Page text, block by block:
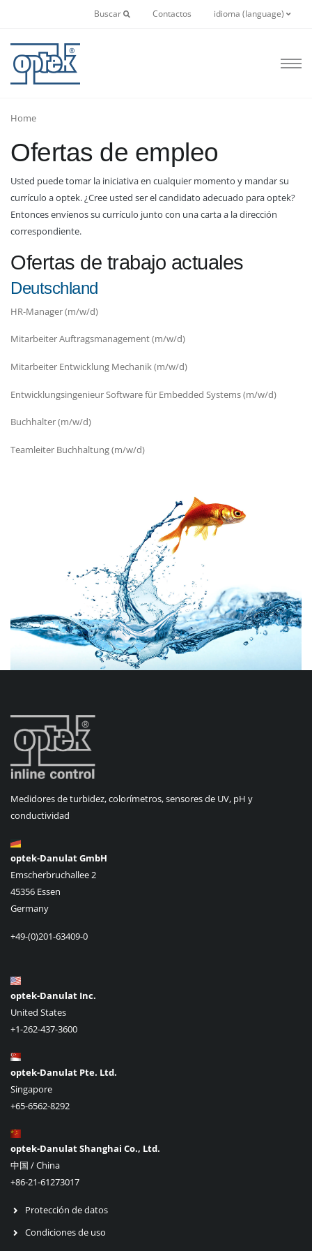
Buscar Contactos idioma (language)
Home
Ofertas de empleo
Usted puede tomar la iniciativa en cualquier momento y mandar su
currículo a optek. ¿Cree usted ser el candidato adecuado para optek?
Entonces envíenos su currículo junto con una carta a la dirección
correspondiente.
Ofertas de trabajo actuales
Deutschland
HR-Manager (m/w/d)
Mitarbeiter Auftragsmanagement (m/w/d)
Mitarbeiter Entwicklung Mechanik (m/w/d)
Entwicklungsingenieur Software für Embedded Systems (m/w/d)
Buchhalter (m/w/d)
Teamleiter Buchhaltung (m/w/d)
Medidores de turbidez, colorímetros, sensores de UV, pH y
conductividad
optek-Danulat GmbH
Emscherbruchallee 2
45356 Essen
Germany
+49-(0)201-63409-0
optek-Danulat Inc.
United States
+1-262-437-3600
optek-Danulat Pte. Ltd.
Singapore
+65-6562-8292
optek-Danulat Shanghai Co., Ltd.
中国 / China
+86-21-61273017
Protección de datos
Condiciones de uso